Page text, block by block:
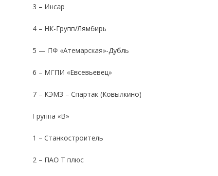
3 – Инсар
4 – НК-Групп/Лямбирь
5 — ПФ «Атемарская»-Дубль
6 – МГПИ «Евсевьевец»
7 – КЭМЗ – Спартак (Ковылкино)
Группа «В»
1 – Станкостроитель
2 – ПАО Т плюс